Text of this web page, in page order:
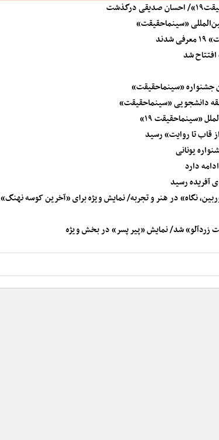
«سینماحقیقت»
شد
جشنواره «سینماحقیقت»
دانشجویی «سینماحقیقت»
یونانی
دارد
آفریده رسید
نگاه» در هنر و تجربه/ نمایش ویژه برای «آخرین کوسه نهنگ»
زردآلو» شد/ نمایش «پیر پسر» در بخش ویژه